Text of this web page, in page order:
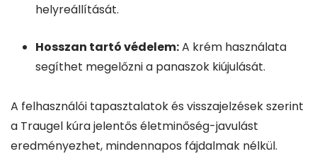
helyreállítását.
Hosszan tartó védelem:A krém használata
segíthet megelőzni a panaszok kiújulását.
A felhasználói tapasztalatok és visszajelzések szerint
a Traugel kúra jelentős életminőség-javulást
eredményezhet, mindennapos fájdalmak nélkül.